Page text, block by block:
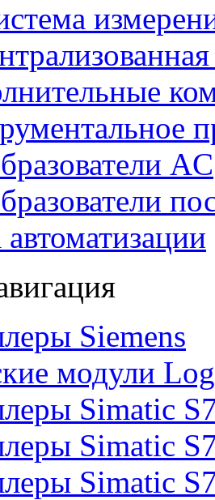
AC
Siemens
модули
Simatic
Simatic
Simatic